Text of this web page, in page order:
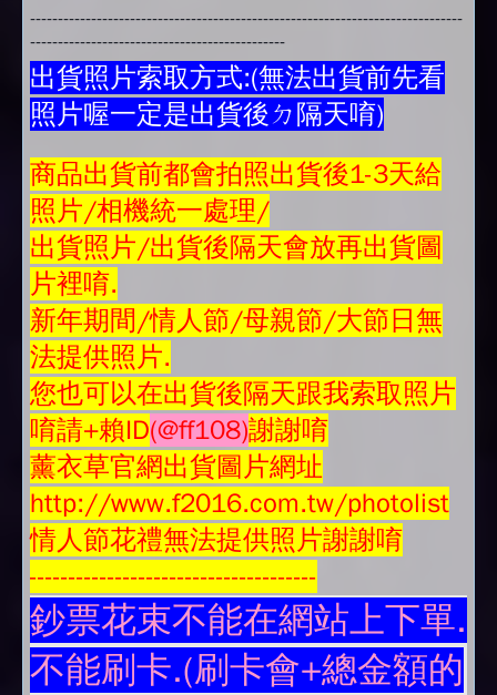
------------------------------------------------------------------------------
----------------------------------------------
出貨照片索取方式:(無法出貨前先看
照片喔一定是出貨後ㄉ隔天唷)
商品出貨前都會拍照出貨後1-3天給
照片/相機統一處理/
出貨照片/出貨後隔天會放再出貨圖
片裡唷.
新年期間/情人節/母親節/大節日無
法提供照片.
您也可以在出貨後隔天跟我索取照片
唷請+賴ID(@ff108)謝謝唷
薰衣草官網出貨圖片網址
http://www.f2016.com.tw/photolist
情人節花禮無法提供照片謝謝唷
-------------------------------------
鈔票花束不能在網站上下單.
不能刷卡.(刷卡會+總金額的